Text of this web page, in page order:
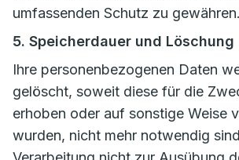
umfassenden Schutz zu gewähren.
5. Speicherdauer und Löschung
Ihre personenbezogenen Daten
gelöscht, soweit diese für die
erhoben oder auf sonstige Weise
wurden, nicht mehr notwendig